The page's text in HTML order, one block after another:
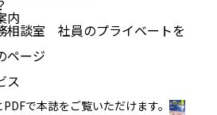
内
相談室 社員のプライベートを
ページ
ス
で本誌をご覧いただけます。